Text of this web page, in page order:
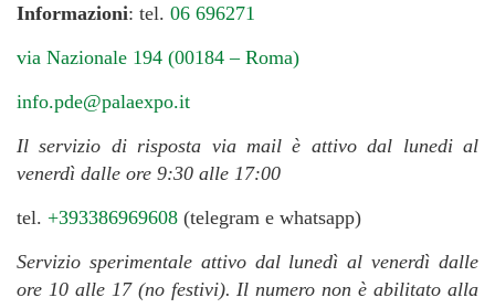
Informazioni: tel. 06 696271
via Nazionale 194 (00184 – Roma)
info.pde@palaexpo.it
Il servizio di risposta via mail è attivo dal lunedi al
venerdì dalle ore 9:30 alle 17:00
tel. +393386969608 (telegram e whatsapp)
Servizio sperimentale attivo dal lunedì al venerdì dalle
ore 10 alle 17 (no festivi). Il numero non è abilitato alla